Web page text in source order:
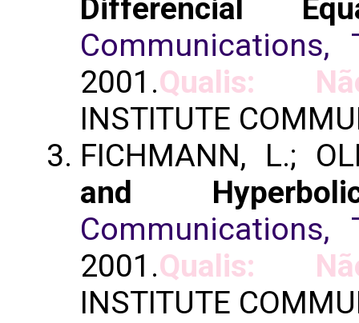
Differencial
Communications,
2001.Qualis:
INSTITUTE
FICHMANN, L.;
and
Communications,
2001.Qualis:
INSTITUTE